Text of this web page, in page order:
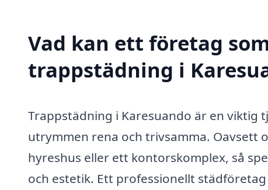
Vad kan ett företag
trappstädning i
Trappstädning i Karesuando är en viktig
utrymmen rena och trivsamma.
hyreshus eller ett kontorskomplex, så
och estetik. Ett professionellt